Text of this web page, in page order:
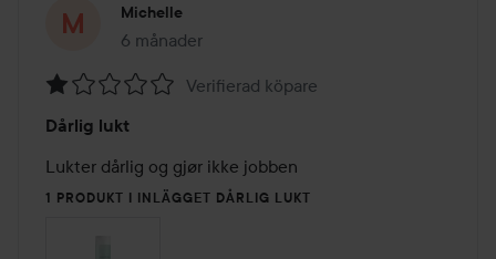
Michelle
6 månader
Inlägget skapades 6 månader
1
av
5
Verifierad köpare
Dårlig lukt
Lukter dårlig og gjør ikke jobben
1 PRODUKT I INLÄGGET DÅRLIG LUKT